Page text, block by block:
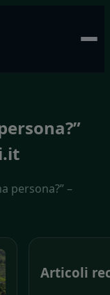
persona?” –
Articoli